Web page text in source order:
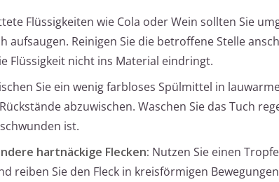
Flüssigkeiten wie Cola oder Wein sollten Sie
aufsaugen. Reinigen Sie die betroffene Stelle
Flüssigkeit nicht ins Material eindringt.
Sie ein wenig farbloses Spülmittel in
abzuwischen. Waschen Sie das Tuch
ist.
hartnäckige Flecken: Nutzen Sie einen
reiben Sie den Fleck in kreisförmigen